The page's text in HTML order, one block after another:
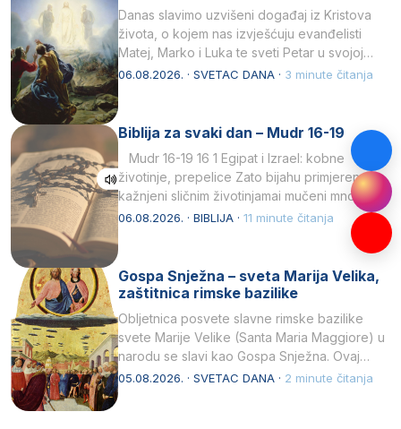
Danas slavimo uzvišeni događaj iz Kristova
života, o kojem nas izvješćuju evanđelisti
Matej, Marko i Luka te sveti Petar u svojoj
drugoj…
06.08.2026. · SVETAC DANA · 3 minute čitanja
Biblija za svaki dan – Mudr 16-19
Mudr 16-19 16 1 Egipat i Izrael: kobne
životinje, prepelice Zato bijahu primjereno
kažnjeni sličnim životinjamai mučeni mnoštvom
kukaca.2 A narod…
06.08.2026. · BIBLIJA · 11 minute čitanja
Gospa Snježna – sveta Marija Velika,
zaštitnica rimske bazilike
Obljetnica posvete slavne rimske bazilike
svete Marije Velike (Santa Maria Maggiore) u
narodu se slavi kao Gospa Snježna. Ovaj
naziv, Sancta Maria…
05.08.2026. · SVETAC DANA · 2 minute čitanja